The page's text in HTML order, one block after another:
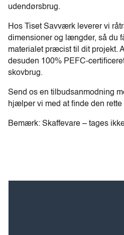
udendørsbrug.
Hos Tiset Savværk leverer vi
dimensioner og længder, så du
materialet præcist til dit projekt.
desuden 100% PEFC-
skovbrug.
Send os en tilbudsanmodning
hjælper vi med at finde den rette
Bemærk: Skaffevare – tages